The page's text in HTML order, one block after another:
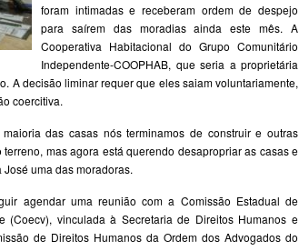
foram intimadas e receberam ordem de despejo
para saírem das moradias ainda este mês. A
Cooperativa Habitacional do Grupo Comunitário
Independente-COOPHAB, que seria a proprietária
A decisão liminar requer que eles saiam voluntariamente,
coercitiva.
das casas nós terminamos de construir e outras
mas agora está querendo desapropriar as casas e
uma das moradoras.
agendar uma reunião com a Comissão Estadual de
vinculada à Secretaria de Direitos Humanos e
de Direitos Humanos da Ordem dos Advogados do